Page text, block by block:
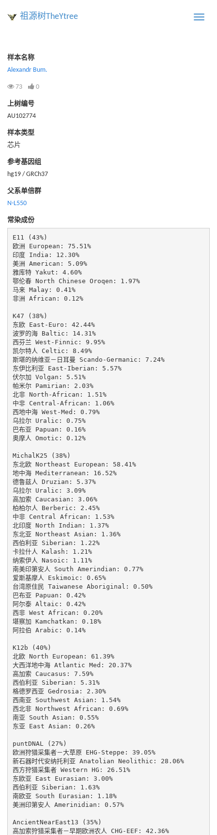
Toggle
祖源树TheYtree
样本名称
Alexandr Bum.
73 0
上树编号
AU102774
样本类型
芯片
参考基因组
hg19 / GRCh37
父系单倍群
N-L550
常染成份
E11 (43%)
欧洲 European: 75.51%
印度 India: 12.30%
美洲 American: 5.09%
雅库特 Yakut: 4.60%
鄂伦春 North Chinese Oroqen: 1.97%
马来 Malay: 0.41%
非洲 African: 0.12%
K47 (38%)
东欧 East-Euro: 42.44%
波罗的海 Baltic: 14.31%
西芬兰 West-Finnic: 9.95%
凯尔特人 Celtic: 8.49%
斯堪的纳维亚－日耳曼 Scando-Germanic: 7.24%
东伊比利亚 East-Iberian: 5.57%
伏尔加 Volgan: 5.51%
帕米尔 Pamirian: 2.03%
北非 North-African: 1.51%
中非 Central-African: 1.06%
西地中海 West-Med: 0.79%
乌拉尔 Uralic: 0.75%
巴布亚 Papuan: 0.16%
奥摩人 Omotic: 0.12%
MichalK25 (38%)
东北欧 Northeast European: 58.41%
地中海 Mediterranean: 16.52%
德鲁兹人 Druzian: 5.37%
乌拉尔 Uralic: 3.09%
高加索 Caucasian: 3.06%
柏柏尔人 Berberic: 2.45%
中非 Central African: 1.53%
北印度 North Indian: 1.37%
东北亚 Northeast Asian: 1.36%
西伯利亚 Siberian: 1.22%
卡拉什人 Kalash: 1.21%
纳索伊人 Nasoic: 1.11%
南美印第安人 South Amerindian: 0.77%
爱斯基摩人 Eskimoic: 0.65%
台湾原住民 Taiwanese Aboriginal: 0.50%
巴布亚 Papuan: 0.42%
阿尔泰 Altaic: 0.42%
西非 West African: 0.20%
堪察加 Kamchatkan: 0.18%
阿拉伯 Arabic: 0.14%
K12b (40%)
北欧 North European: 61.39%
大西洋地中海 Atlantic Med: 20.37%
高加索 Caucasus: 7.59%
西伯利亚 Siberian: 5.31%
格德罗西亚 Gedrosia: 2.30%
西南亚 Southwest Asian: 1.54%
西北非 Northwest African: 0.69%
南亚 South Asian: 0.55%
东亚 East Asian: 0.26%
puntDNAL (27%)
欧洲狩猎采集者－大草原 EHG-Steppe: 39.05%
新石器时代安纳托利亚 Anatolian Neolithic: 28.06%
西方狩猎采集者 Western HG: 26.51%
东欧亚 East Eurasian: 3.00%
西伯利亚 Siberian: 1.63%
南欧亚 South Eurasian: 1.18%
美洲印第安人 Amerinidian: 0.57%
AncientNearEast13 (35%)
高加索狩猎采集者－早期欧洲农人 CHG-EEF: 42.36%